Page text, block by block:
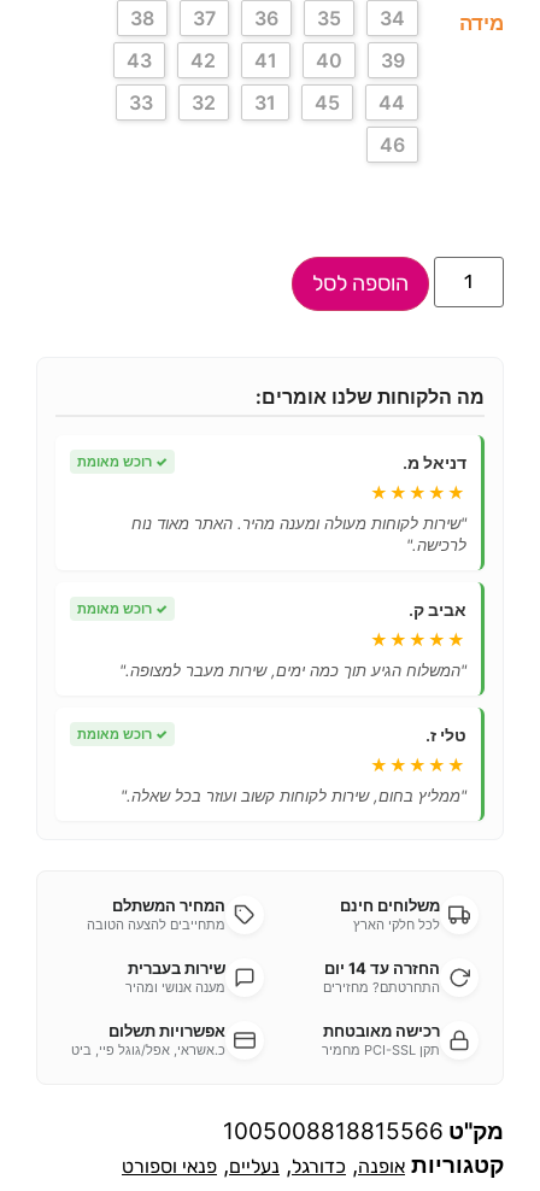
מידה 34
35
36
37
38
39
40
41
42
43
44
45
31
32
33
46
הוספה לסל
מה הלקוחות שלנו אומרים:
דניאל מ. ✓ רוכש מאומת
★★★★★
"שירות לקוחות מעולה ומענה מהיר. האתר מאוד נוח
לרכישה."
אביב ק. ✓ רוכש מאומת
★★★★★
"המשלוח הגיע תוך כמה ימים, שירות מעבר למצופה."
טלי ז. ✓ רוכש מאומת
★★★★★
"ממליץ בחום, שירות לקוחות קשוב ועוזר בכל שאלה."
משלוחים חינם
לכל חלקי הארץ
המחיר המשתלם
מתחייבים להצעה הטובה
החזרה עד 14 יום
התחרטתם? מחזירים
שירות בעברית
מענה אנושי ומהיר
רכישה מאובטחת
תקן PCI-SSL מחמיר
אפשרויות תשלום
כ.אשראי, אפל/גוגל פיי, ביט
מק"ט 1005008818815566
קטגוריות אופנה, כדורגל, נעליים, פנאי וספורט